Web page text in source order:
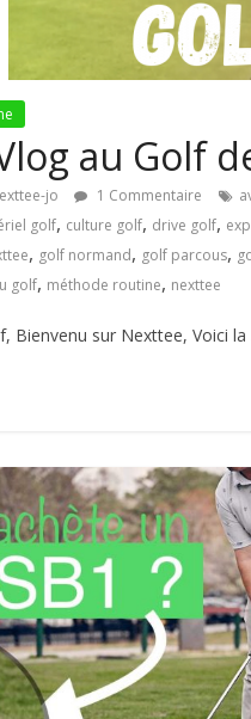
au Golf
jo 1 Commentaire
golf, culture golf, drive golf,
, golf normand, golf parcous,
golf, méthode routine, nexttee
Bienvenu sur Nexttee, Voici